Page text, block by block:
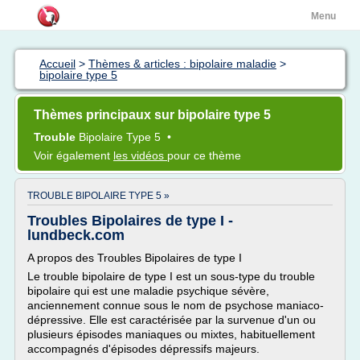
Menu
Accueil > Thèmes & articles : bipolaire maladie >
bipolaire type 5
Thèmes principaux sur bipolaire type 5
Trouble Bipolaire Type 5 •
Voir également les vidéos pour ce thème
TROUBLE BIPOLAIRE TYPE 5 »
Troubles Bipolaires de type I -
lundbeck.com
A propos des Troubles Bipolaires de type I
Le trouble bipolaire de type I est un sous-type du trouble
bipolaire qui est une maladie psychique sévère,
anciennement connue sous le nom de psychose maniaco-
dépressive. Elle est caractérisée par la survenue d'un ou
plusieurs épisodes maniaques ou mixtes, habituellement
accompagnés d'épisodes dépressifs majeurs.